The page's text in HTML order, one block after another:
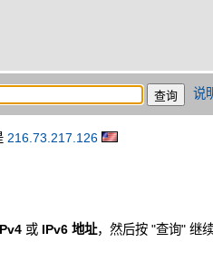
说
216.73.217.126
或 IPv6 地址，然后按 "查询" 继续